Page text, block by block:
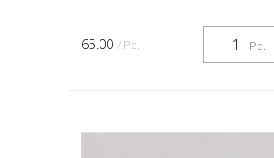
Pc.
65.00 / Pc.